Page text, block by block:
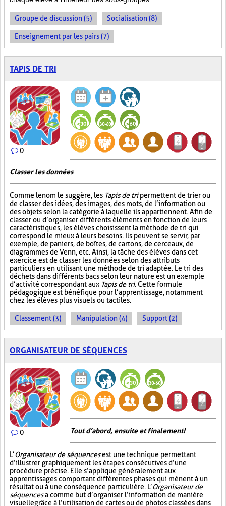
Groupe de discussion (5) Socialisation (8)
Enseignement par les pairs (7)
TAPIS DE TRI
0
Classer les données
Comme le nom le suggère, les Tapis de tripermettent de trier ou
de classer des idées, des images, des mots, de l’information ou
des objets selon la catégorie à laquelle ils appartiennent. Afin de
classer ou d’organiser différents éléments en fonction de leurs
caractéristiques, les élèves choisissent la méthode de tri qui
correspond le mieux à leurs besoins. Ils peuvent se servir, par
exemple, de paniers, de boîtes, de cartons, de cerceaux, de
diagrammes de Venn, etc. Ainsi, la tâche des élèves dans cet
exercice est de classer les données selon des attributs
particuliers en utilisant une méthode de tri adaptée. Le tri des
déchets dans différents bacs selon leur nature est un exemple
d’activité correspondant aux Tapis de tri. Cette formule
pédagogique est bénéfique pour l’apprentissage, notamment
chez les élèves plus visuels ou tactiles.
Classement (3) Manipulation (4) Support (2)
ORGANISATEUR DE SÉQUENCES
0 Tout d’abord, ensuite et finalement!
L’Organisateur de séquencesest une technique permettant
d’illustrer graphiquement les étapes consécutives d’une
procédure précise. Elle s’applique généralement aux
apprentissages comportant différentes phases qui mènent à un
résultat ou à une conséquence particulière. L’Organisateur de
séquencesa comme but d’organiser l’information de manière
visuellegrâce à l’utilisation de cartes ou de photos classées dans